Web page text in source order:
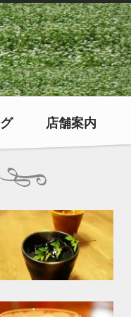
店舗案内